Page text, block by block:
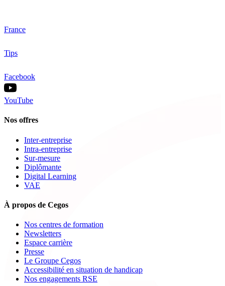
France
Tips
Facebook
YouTube
Nos offres
Inter-entreprise
Intra-entreprise
Sur-mesure
Diplômante
Digital Learning
VAE
À propos de Cegos
Nos centres de formation
Newsletters
Espace carrière
Presse
Le Groupe Cegos
Accessibilité en situation de handicap
Nos engagements RSE